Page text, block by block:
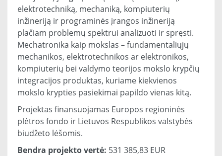
elektrotechniką, mechaniką, kompiuterių
inžineriją ir programinės įrangos inžineriją
plačiam problemų spektrui analizuoti ir spręsti.
Mechatronika kaip mokslas – fundamentaliųjų
mechanikos, elektrotechnikos ar elektronikos,
kompiuterių bei valdymo teorijos mokslo krypčių
integracijos produktas, kuriame kiekvienos
mokslo krypties pasiekimai papildo vienas kitą.
Projektas finansuojamas Europos regioninės
plėtros fondo ir Lietuvos Respublikos valstybės
biudžeto lėšomis.
Bendra projekto vertė: 531 385,83 EUR